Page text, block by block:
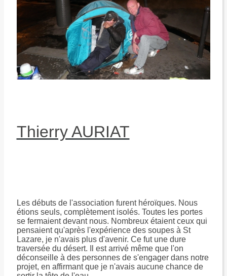
Thierry AURIAT
Les débuts de l'association furent héroïques. Nous
étions seuls, complètement isolés. Toutes les portes
se fermaient devant nous. Nombreux étaient ceux qui
pensaient qu'après l'expérience des soupes à St
Lazare, je n'avais plus d'avenir. Ce fut une dure
traversée du désert. Il est arrivé même que l'on
déconseille à des personnes de s'engager dans notre
projet, en affirmant que je n'avais aucune chance de